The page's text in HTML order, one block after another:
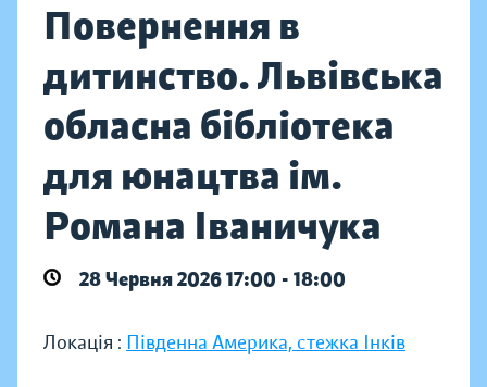
Повернення в
дитинство. Львівська
обласна бібліотека
для юнацтва ім.
Романа Іваничука
28 Червня 2026 17:00 - 18:00
Локація : Південна Америка, стежка Інків